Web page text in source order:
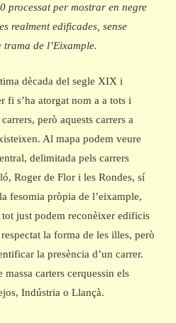
processat per mostrar en negre
realment edificades, sense
de l’Eixample.
dècada del segle XIX i
fi s’ha atorgat nom a a tots i
però aquests carrers a
Al mapa podem veure
delimitada pels carrers
Roger de Flor i les Rondes, sí
fesomia pròpia de l’eixample,
tot just podem reconèixer edificis
la forma de les illes, però
la presència d’un carrer.
massa carters cerquessin els
Indústria o Llançà.